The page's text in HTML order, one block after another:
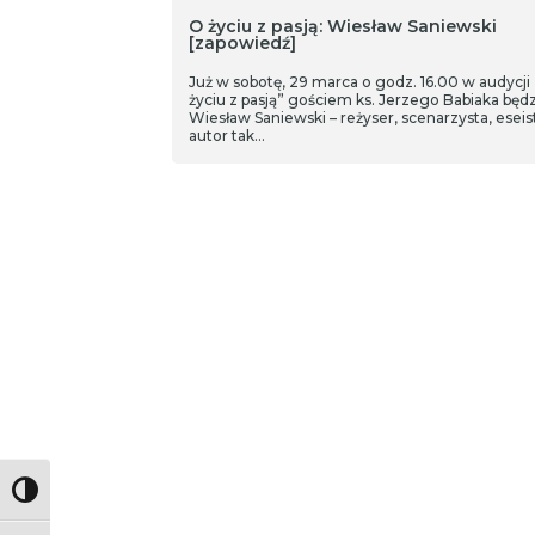
Toggle High Contrast
O życiu z pasją: Wiesław Saniewski
[zapowiedź]
Już w sobotę, 29 marca o godz. 16.00 w audycji
życiu z pasją” gościem ks. Jerzego Babiaka
Wiesław Saniewski – reżyser, scenarzysta,
autor tak…